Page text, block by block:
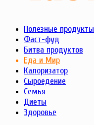
Полезные продукты
Фаст-фуд
Битва продуктов
Еда и Мир
Калоризатор
Сыроедение
Семья
Диеты
Здоровье